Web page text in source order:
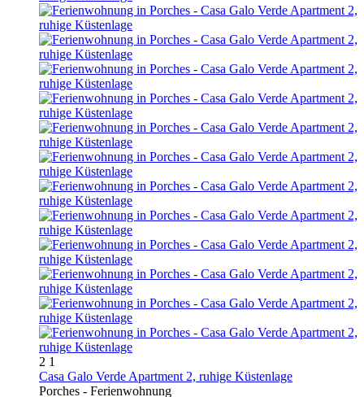
2 1
Casa Galo Verde Apartment 2, ruhige Küstenlage
Porches - Ferienwohnung